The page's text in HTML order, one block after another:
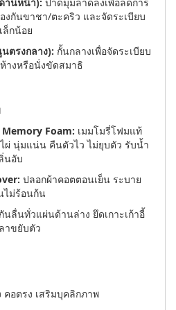
งกันขาชา/ตะคริว และจัดระเบียบ
ล็กน้อย
ตรงกลาง): กั้นกลางเพื่อจัดระเบียบ
างหรือนั่งขัดสมาธิ
Foam: เมมโมรี่โฟมแท้
ผ่ นุ่มแน่น คืนตัวไว ไม่ยุบตัว รับน้ำ
นอับ
ปลอกผ้าคอตตอนเย็น ระบาย
ไม่ร้อนก้น
นลื่นทั่วแผ่นด้านล่าง ยึดเกาะเก้าอี้
าขยับตัว
อตรง เสริมบุคลิกภาพ